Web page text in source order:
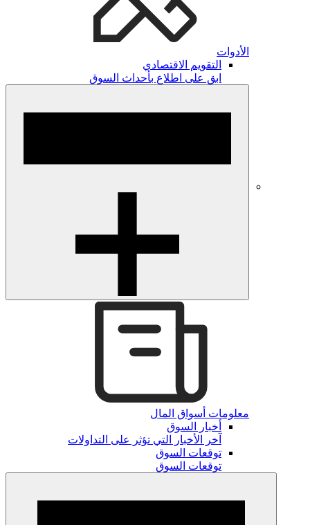
الأدوات
التقويم الاقتصادي
ابق على اطلاع بأحداث السوق
معلومات أسواق المال
أخبار السوق
آخر الأخبار التي تؤثر على التداولات
توقعات السوق
توقعات السوق